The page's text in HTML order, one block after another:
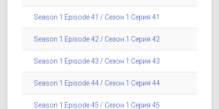
Season 1 Episode 41 / Сезон 1 Серия 41
Season 1 Episode 42 / Сезон 1 Серия 42
Season 1 Episode 43 / Сезон 1 Серия 43
Season 1 Episode 44 / Сезон 1 Серия 44
Season 1 Episode 45 / Сезон 1 Серия 45